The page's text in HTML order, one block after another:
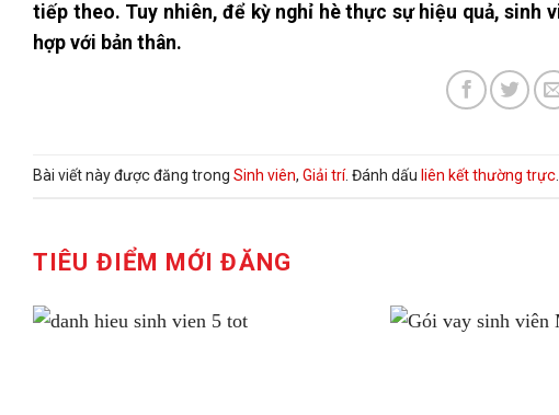
tiếp theo. Tuy nhiên, để kỳ nghỉ hè thực sự hiệu quả, sinh
hợp với bản thân.
Bài viết này được đăng trong Sinh viên, Giải trí. Đánh dấu liên kết thường trực
TIÊU ĐIỂM MỚI ĐĂNG